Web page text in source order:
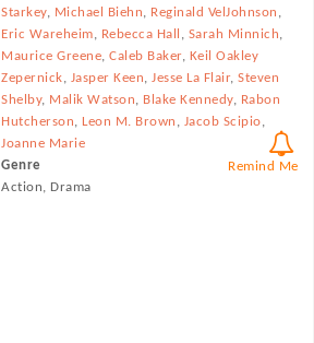
Starkey, Michael Biehn, Reginald VelJohnson ,
Eric Wareheim, Rebecca Hall , Sarah Minnich,
Maurice Greene,Caleb Baker, Keil Oakley
Zepernick, Jasper Keen,Jesse La Flair,Steven
Shelby, Malik Watson, Blake Kennedy, Rabon
Hutcherson, Leon M. Brown , Jacob Scipio,
Joanne Marie
Genre
Action, Drama
Remind Me